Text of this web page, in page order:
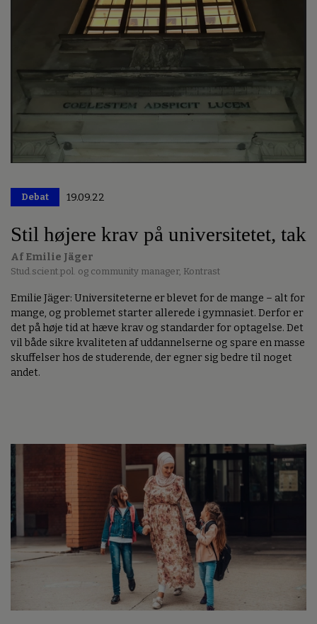
Debat 19.09.22
Stil højere krav på universitetet, tak
Af Emilie Jäger
Stud.scient.pol. og community manager, Kontrast
Emilie Jäger: Universiteterne er blevet for de mange – alt for
mange, og problemet starter allerede i gymnasiet. Derfor er
det på høje tid at hæve krav og standarder for optagelse. Det
vil både sikre kvaliteten af uddannelserne og spare en masse
skuffelser hos de studerende, der egner sig bedre til noget
andet.